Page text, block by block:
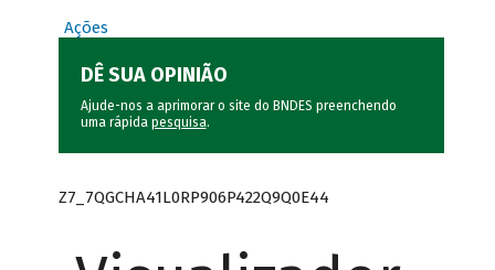
Ações
DÊ SUA OPINIÃO
Ajude-nos a aprimorar o site do BNDES preenchendo
uma rápida pesquisa.
Z7_7QGCHA41L0RP906P422Q9Q0E44